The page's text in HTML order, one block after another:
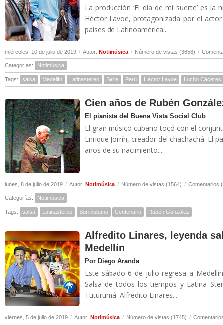
La producción ‘El día de mi suerte’ es
Héctor Lavoe, protagonizada por el
países de Latinoamérica...
miércoles, 10 de julio de 2019 / Autor: Notimúsica / Número de vistas (3658) /
Categorías: Notimúsica
Tags: salsa Medellín Latinastereo Serie Perú Héctor Lavoe Lucho Cáceres
Cien años de Rubén
El pianista del Buena Vista Social Club
El gran músico cubano tocó con el
Enrique Jorrín, creador del chachachá. El
años de su nacimiento....
lunes, 8 de julio de 2019 / Autor: Notimúsica / Número de vistas (1564) / Comentarios
Categorías: Notimúsica
Tags: salsa Latinastereo Son cubano Centenario Rubén González
Alfredito Linares, leyenda
Medellín
Por Diego Aranda
Este sábado 6 de julio regresa a
Salsa de todos los tiempos y Latina
Tuturumá: Alfredito Linares...
viernes, 5 de julio de 2019 / Autor: Notimúsica / Número de vistas (1745) /